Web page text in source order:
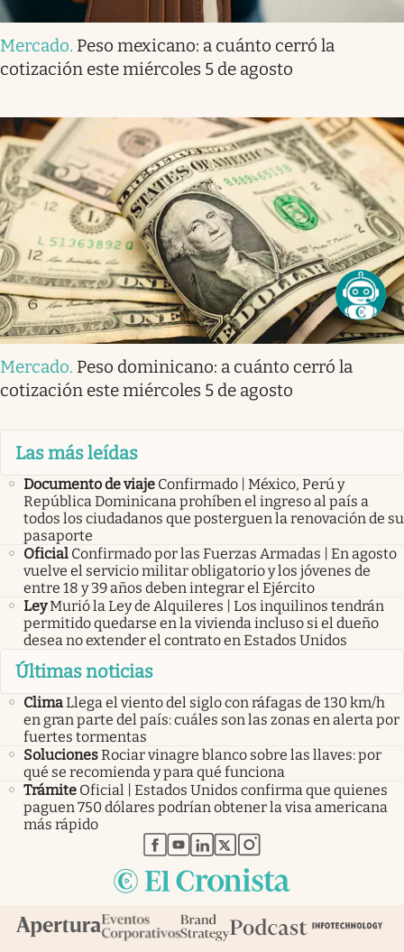
Mercado. Peso mexicano: a cuánto cerró la
cotización este miércoles 5 de agosto
Mercado. Peso dominicano: a cuánto cerró la
cotización este miércoles 5 de agosto
Las más leídas
Documento de viaje Confirmado | México, Perú y
República Dominicana prohíben el ingreso al país a
todos los ciudadanos que posterguen la renovación de su
pasaporte
Oficial Confirmado por las Fuerzas Armadas | En agosto
vuelve el servicio militar obligatorio y los jóvenes de
entre 18 y 39 años deben integrar el Ejército
LeyMurió la Ley de Alquileres | Los inquilinos tendrán
permitido quedarse en la vivienda incluso si el dueño
desea no extender el contrato en Estados Unidos
Últimas noticias
ClimaLlega el viento del siglo con ráfagas de 130 km/h
en gran parte del país: cuáles son las zonas en alerta por
fuertes tormentas
SolucionesRociar vinagre blanco sobre las llaves: por
qué se recomienda y para qué funciona
Trámite Oficial | Estados Unidos confirma que quienes
paguen 750 dólares podrían obtener la visa americana
más rápido
abre en nueva pestaña
abre en nueva pestaña
abre en nueva pestaña
abre en nueva pestaña
abre en nueva pestaña